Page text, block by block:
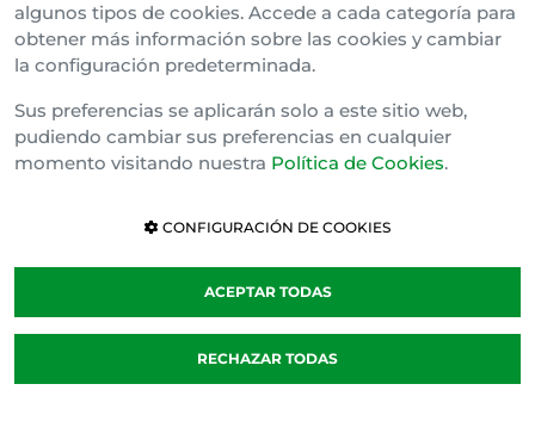
Ipar Buru Batzar
Napar Buru Batzar
Política de cookies
algunos tipos de cookies. Accede a cada categoría para
obtener más información sobre las cookies y cambiar
la configuración predeterminada.
Sus preferencias se aplicarán solo a este sitio web,
pudiendo cambiar sus preferencias en cualquier
momento visitando nuestra Política de Cookies.
CONFIGURACIÓN DE COOKIES
ACEPTAR TODAS
RECHAZAR TODAS